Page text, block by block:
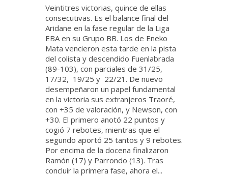
Veintitres victorias, quince de ellas
consecutivas. Es el balance final del
Aridane en la fase regular de la Liga
EBA en su Grupo BB. Los de Eneko
Mata vencieron esta tarde en la pista
del colista y descendido Fuenlabrada
(89-103), con parciales de 31/25,
17/32, 19/25 y 22/21. De nuevo
desempeñaron un papel fundamental
en la victoria sus extranjeros Traoré,
con +35 de valoración, y Newson, con
+30. El primero anotó 22 puntos y
cogió 7 rebotes, mientras que el
segundo aportó 25 tantos y 9 rebotes.
Por encima de la docena finalizaron
Ramón (17) y Parrondo (13). Tras
concluir la primera fase, ahora el...